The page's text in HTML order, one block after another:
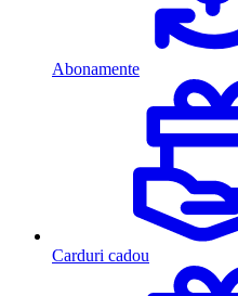
Abonamente
Carduri cadou